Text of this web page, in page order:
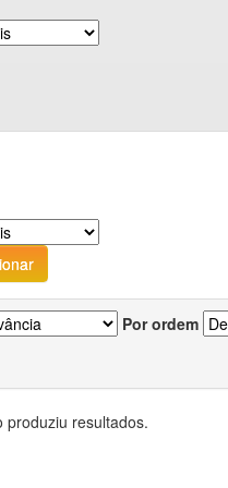
Por ordem
produziu resultados.